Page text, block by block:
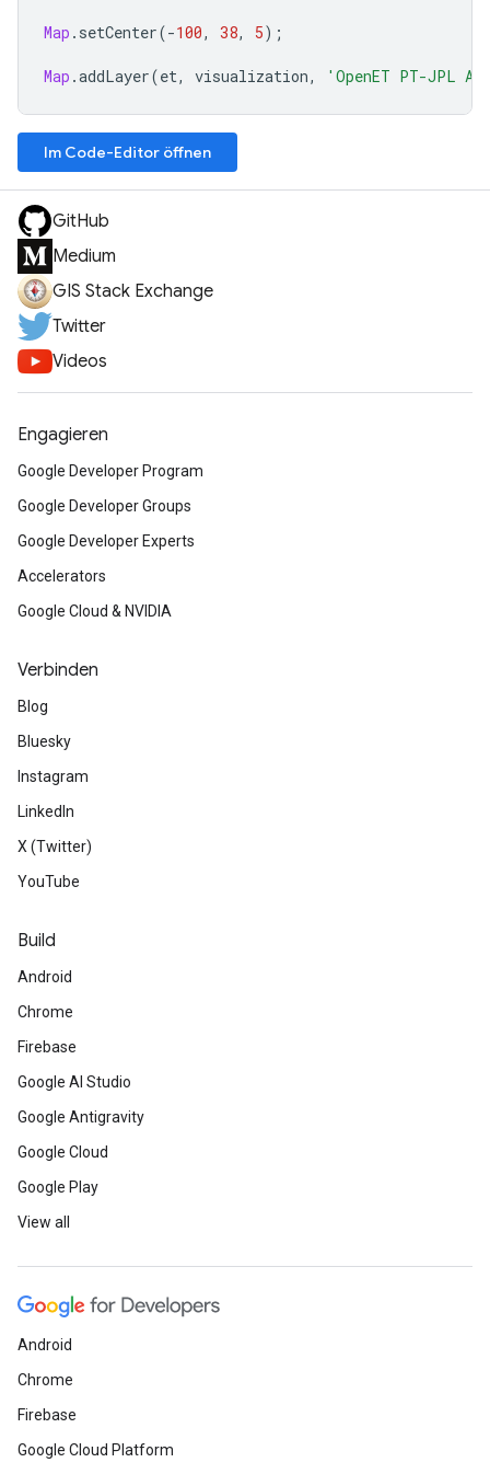
Map . setCenter(-100, 38, 5);
Map .addLayer(et, visualization, 'OpenET PT-JPL
Im Code-Editor öffnen
GitHub
Medium
GIS Stack Exchange
Twitter
Videos
Engagieren
Google Developer Program
Google Developer Groups
Google Developer Experts
Accelerators
Google Cloud & NVIDIA
Verbinden
Blog
Bluesky
Instagram
LinkedIn
X (Twitter)
YouTube
Build
Android
Chrome
Firebase
Google AI Studio
Google Antigravity
Google Cloud
Google Play
View all
Android
Chrome
Firebase
Google Cloud Platform